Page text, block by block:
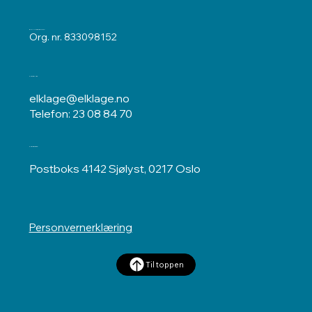
ELKLAGENEMNDA
Org. nr. 833098152
Kontakt oss
elklage@elklage.no
Telefon: 23 08 84 70
Postadresse
Postboks 4142 Sjølyst, 0217 Oslo
Personvernerklæring
Til toppen